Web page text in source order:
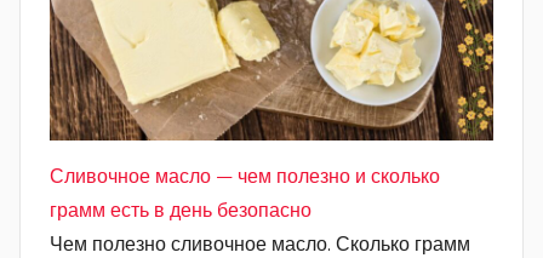
Сливочное масло — чем полезно и сколько
грамм есть в день безопасно
Чем полезно сливочное масло. Сколько грамм